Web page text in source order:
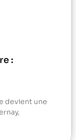
:
devient une